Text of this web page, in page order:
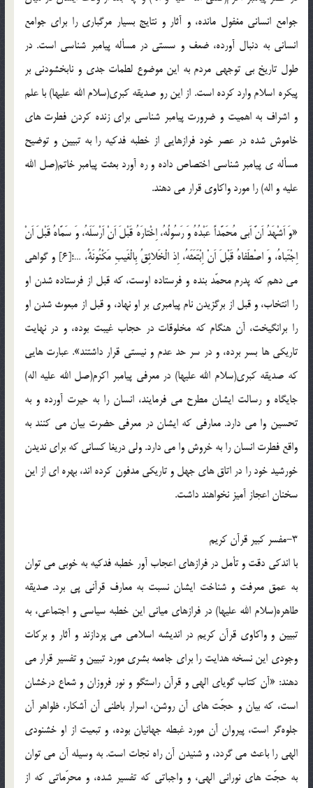
جوامع انسانی مغفول مانده، و آثار و نتایج بسیار مرگباری را برای جوامع
انسانی به دنبال آورده، ضعف و سستی در مسأله پیامبر شناسی است. در
طول تاریخ بی توجهی مردم به این موضوع لطمات جدی و نابخشودنی بر
پیکره اسلام وارد کرده است. از این رو صدیقه کبری(سلام الله علیها) با علم
و اشراف به اهمیت و ضرورت پیامبر شناسی برای زنده کردن فطرت های
خاموش شده در عصر خود فرازهایی از خطبه فدکیه را به تبیین و توضیح
مسأله ی پیامبر شناسی اختصاص داده و ره آورد بعثت پیامبر خاتم(صل الله
علیه و اله) را مورد واکاوی قرار می دهند.
«وَ اَشْهَدُ اَنَّ اَبی مُحَمَّداً عَبْدُهُ وَ رَسُولُهُ، اِخْتارَهُ قَبْلَ اَنْ اَرْسَلَهُ، وَ سَمَّاهُ قَبْلَ اَنْ
اِجْتَباهُ، وَ اصْطَفاهُ قَبْلَ اَنْ اِبْتَعَثَهُ، اِذ الْخَلائِقُ بِالْغَیبِ مَکْنُونَةٌ، …؛[6] و گواهی
می ‌دهم که پدرم محمّد بنده و فرستاده اوست، که قبل از فرستاده شدن او
را انتخاب، و قبل از برگزیدن نام پیامبری بر او نهاد، و قبل از مبعوث شدن او
را برانگیخت، آن هنگام که مخلوقات در حجاب غیبت بوده، و در نهایت
تاریکی‌ ها بسر برده، و در سر حد عدم و نیستی قرار داشتند». عبارت هایی
که صدیقه کبری(سلام الله علیها) در معرفی پیامبر اکرم(صل الله علیه اله)
جایگاه و رسالت ایشان مطرح می فرمایند، انسان را به حیرت آورده و به
تحسین وا می دارد. معارفی که ایشان در معرفی حضرت بیان می کنند به
واقع فطرت انسان را به خروش وا می دارد. ولی دریغا کسانی که برای ندیدن
خورشید خود را در اتاق های جهل و تاریکی مدفون کرده اند، بهره ای از این
سخنان اعجاز آمیز نخواهند داشت.
3-مفسر کبیر قرآن کریم
با اندکی دقت و تأمل در فرازهای اعجاب آور خطبه فدکیه به خوبی می توان
به عمق معرفت و شناخت ایشان نسبت به معارف قرآنی پی برد. صدیقه
طاهره(سلام الله علیها) در فرازهای میانی این خطبه سیاسی و اجتماعی، به
تبیین و واکاوی قرآن کریم در اندیشه اسلامی می پردازند و آثار و برکات
وجودی این نسخه هدایت را برای جامعه بشری مورد تبیین و تفسیر قرار می
دهند: «آن کتاب گویای الهی و قرآن راستگو و نور فروزان و شعاع درخشان
است، که بیان و حجّت ‌های آن روشن، اسرار باطنی آن آشکار، ظواهر آن
جلوه‌گر است، پیروان آن مورد غبطه جهانیان بوده، و تبعیت از او خشنودی
الهی را باعث می ‌گردد، و شنیدن آن راه نجات است. به وسیله آن می ‌توان
به حجّت‌ های نورانی الهی، و واجباتی که تفسیر شده، و محرّماتی که از